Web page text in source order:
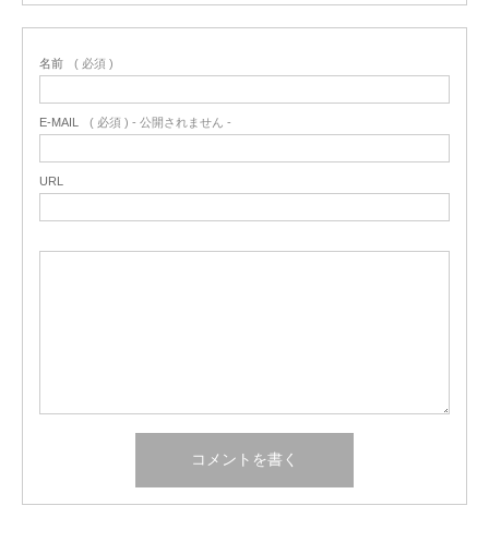
名前 ( 必須 )
E-MAIL ( 必須 ) - 公開されません -
URL